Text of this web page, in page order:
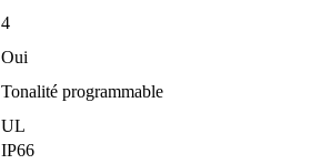
4
Oui
Tonalité programmable
UL
IP66